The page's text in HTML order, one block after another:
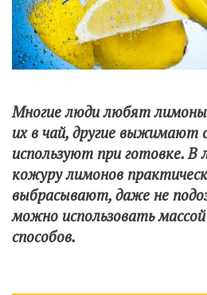
Многие люди любят
их в чай, другие выжимают
используют при готовке. В
кожуру лимонов
выбрасывают, даже не
можно использовать
способов.